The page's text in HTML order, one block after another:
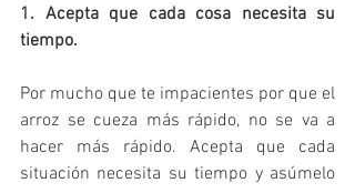
1. Acepta que cada cosa necesita su
tiempo.
Por mucho que te impacientes por que el
arroz se cueza más rápido, no se va a
hacer más rápido. Acepta que cada
situación necesita su tiempo y asúmelo